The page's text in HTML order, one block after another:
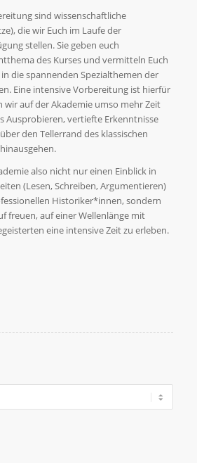
sind wissenschaftliche
die wir Euch im Laufe der
stellen. Sie geben euch
des Kurses und vermitteln Euch
die spannenden Spezialthemen der
Eine intensive Vorbereitung ist hierfür
wir auf der Akademie umso mehr Zeit
Ausprobieren, vertiefte Erkenntnisse
den Tellerrand des klassischen
also nicht nur einen Einblick in
(Lesen, Schreiben, Argumentieren)
Historiker*innen, sondern
freuen, auf einer Wellenlänge mit
eine intensive Zeit zu erleben.